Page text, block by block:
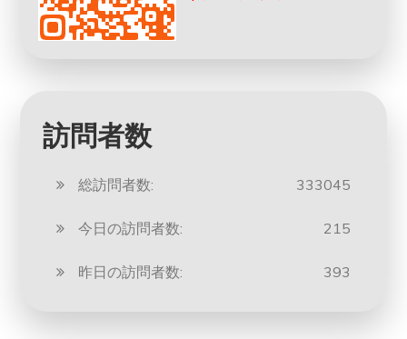
訪問者数
333045
総訪問者数:
215
今日の訪問者数:
393
昨日の訪問者数: